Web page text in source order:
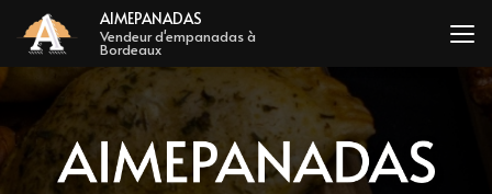
au
contenu
principal
AIMEPANADAS
Vendeur d'empanadas à
Bordeaux